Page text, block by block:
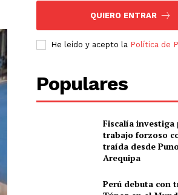
QUIERO ENTRAR
He leído y acepto la Política de
Populares
Fiscalía investiga
trabajo forzoso
traída desde
Arequipa
Perú debuta con